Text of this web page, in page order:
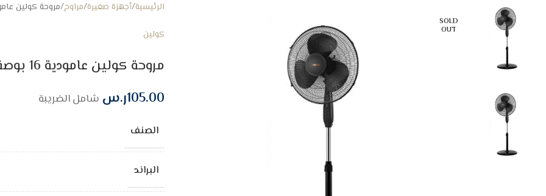
SOLD
OUT
الرئيسية أجهزة صغيرة مراوح مروحة كولين عامودية 16 بوصة برو – 50
كولين
مروحة كولين عامودية 16 بوصة برو – 50 وات – اسود
105.00ر.س شامل الضريبة
الصنف
البراند